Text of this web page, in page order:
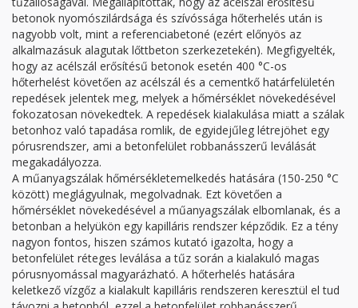
betonok nyomószilárdsága és szívóssága hőterhelés után is
nagyobb volt, mint a referenciabetoné (ezért előnyös az
alkalmazásuk alagutak lőttbeton szerkezetekén). Megfigyelték,
hogy az acélszál erősítésű betonok esetén 400 °C-os
hőterhelést követően az acélszál és a cementkő határfelületén
repedések jelentek meg, melyek a hőmérséklet növekedésével
fokozatosan növekedtek. A repedések kialakulása miatt a szálak
betonhoz való tapadása romlik, de egyidejűleg létrejöhet egy
pórusrendszer, ami a betonfelület robbanásszerű leválását
megakadályozza.
A műanyagszálak hőmérsékletemelkedés hatására (150-250 °C
között) meglágyulnak, megolvadnak. Ezt követően a
hőmérséklet növekedésével a műanyagszálak elbomlanak, és a
betonban a helyükön egy kapilláris rendszer képződik. Ez a tény
nagyon fontos, hiszen számos kutató igazolta, hogy a
betonfelület réteges leválása a tűz során a kialakuló magas
pórusnyomással magyarázható. A hőterhelés hatására
keletkező vízgőz a kialakult kapilláris rendszeren keresztül el tud